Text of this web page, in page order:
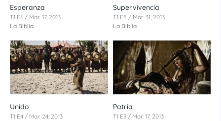
Esperanza
T1 E6 / Mar. 17, 2013
La Biblia
Supervivencia
T1 E5 / Mar. 31, 2013
La Biblia
Unido
T1 E4 / Mar. 24, 2013
Patria
T1 E3 / Mar. 17, 2013